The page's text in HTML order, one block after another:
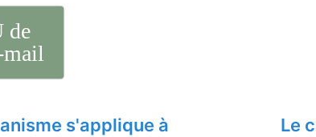
de
mail
s'applique à
Le